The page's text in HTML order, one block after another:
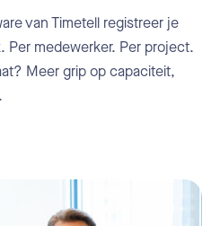
van Timetell registreer je
Per medewerker. Per project.
Meer grip op capaciteit,